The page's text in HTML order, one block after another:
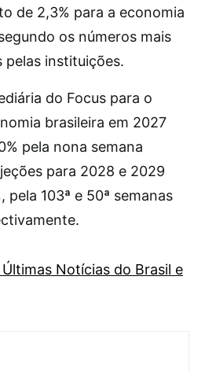
de 2,3% para a economia
os números mais
pelas instituições.
do Focus para o
brasileira em 2027
pela nona semana
para 2028 e 2029
pela 103ª e 50ª semanas
Notícias do Brasil e